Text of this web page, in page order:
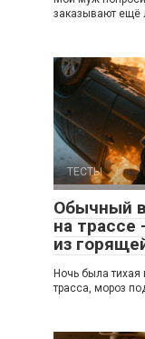
заказывают ещё
ТЕСТЫ
Обычный
на
из
Ночь была тихая
трасса, мороз